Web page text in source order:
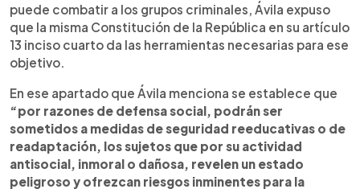
puede combatir a los grupos criminales, Ávila expuso
que la misma Constitución de la República en su artículo
13 inciso cuarto da las herramientas necesarias para ese
objetivo.
En ese apartado que Ávila menciona se establece que
“por razones de defensa social, podrán ser
sometidos a medidas de seguridad reeducativas o de
readaptación, los sujetos que por su actividad
antisocial, inmoral o dañosa, revelen un estado
peligroso y ofrezcan riesgos inminentes para la